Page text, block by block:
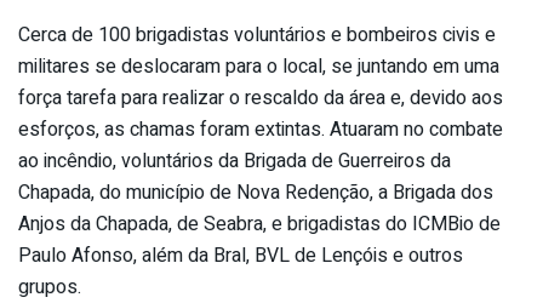
Cerca de 100 brigadistas voluntários e bombeiros civis e
militares se deslocaram para o local, se juntando em uma
força tarefa para realizar o rescaldo da área e, devido aos
esforços, as chamas foram extintas. Atuaram no combate
ao incêndio, voluntários da Brigada de Guerreiros da
Chapada, do município de Nova Redenção, a Brigada dos
Anjos da Chapada, de Seabra, e brigadistas do ICMBio de
Paulo Afonso, além da Bral, BVL de Lençóis e outros
grupos.